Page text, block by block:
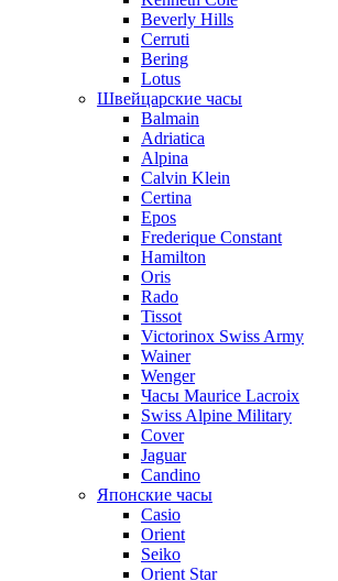
Beverly Hills
Cerruti
Bering
Lotus
Швейцарские часы
Balmain
Adriatica
Alpina
Calvin Klein
Certina
Epos
Frederique Constant
Hamilton
Oris
Rado
Tissot
Victorinox Swiss Army
Wainer
Wenger
Часы Maurice Lacroix
Swiss Alpine Military
Cover
Jaguar
Candino
Японские часы
Casio
Orient
Seiko
Orient Star